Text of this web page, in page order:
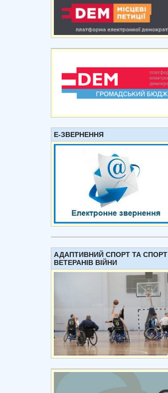
Е-ЗВЕРНЕННЯ
АДАПТИВНИЙ СПОРТ ТА СПОРТ
ВЕТЕРАНІВ ВІЙНИ